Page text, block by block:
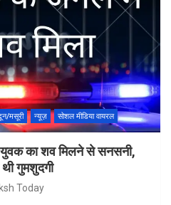
मसूरी न्यूज़ सोशल मीडिया वायरल
का शव मिलने से सनसनी,
गुमशुदगी
Today